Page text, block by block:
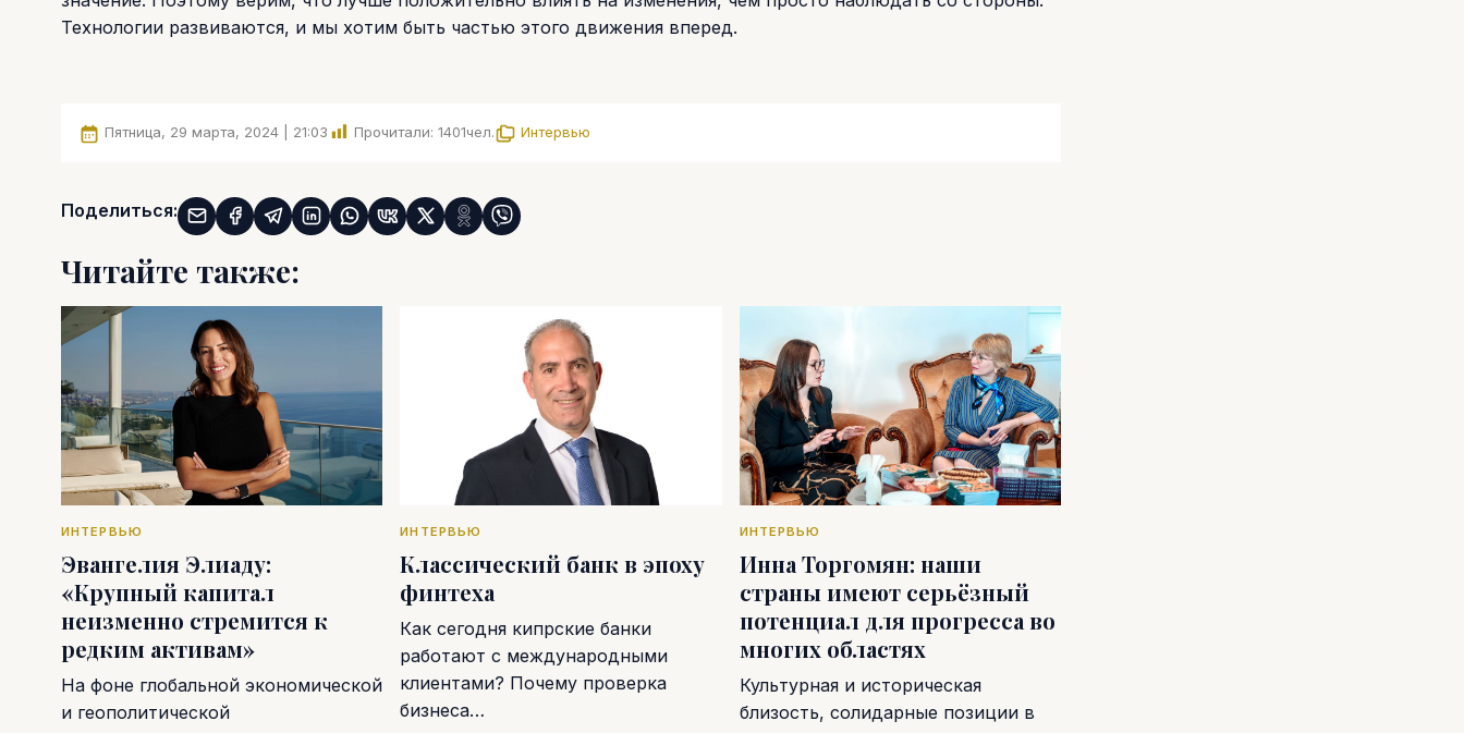
Технологии развиваются, и мы хотим быть частью этого движения вперед.
Пятница, 29 марта, 2024 | 21:03 Прочитали: 1401чел. Интервью
Поделиться:
Читайте также:
ИНТЕРВЬЮ
Эвангелия Элиаду:
«Крупный капитал
неизменно стремится к
редким активам»
На фоне глобальной экономической
и геополитической
ИНТЕРВЬЮ
Классический банк в эпоху
финтеха
Как сегодня кипрские банки
работают с международными
клиентами? Почему проверка
бизнеса…
ИНТЕРВЬЮ
Инна Торгомян: наши
страны имеют серьёзный
потенциал для прогресса во
многих областях
Культурная и историческая
близость, солидарные позиции в